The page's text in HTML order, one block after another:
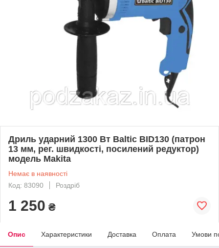
Дриль ударний 1300 Вт Baltic BID130 (патрон
13 мм, рег. швидкості, посилений редуктор)
модель Makita
Немає в наявності
Код: 83090
Роздріб
1 250 ₴
Опис Характеристики Доставка Оплата Умови